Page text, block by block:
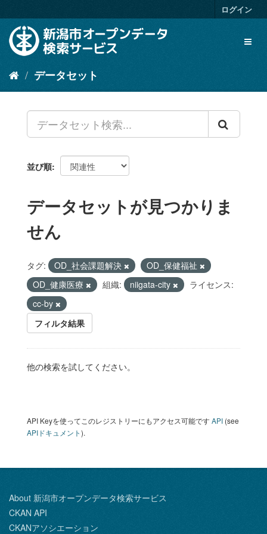
キ
容
ログイン
データセット
並び順
データセットが見つかりま
せん
タグ: OD_社会課題解決
OD_保健福祉
OD_健康医療
組織: niigata-city
ライセンス:
cc-by
フィルタ結果
他の検索を試してください。
API Keyを使ってこのレジストリーにもアクセス可能ですAPI (see
APIドキュメント).
About 新潟市オープンデータ検索サービス
CKAN API
CKANアソシエーション